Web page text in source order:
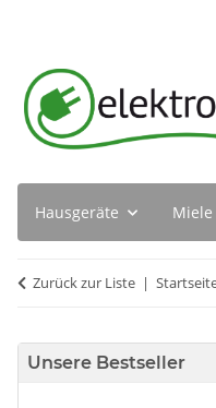
Hausgeräte Miele
Zurück zur Liste
Unsere Bestseller